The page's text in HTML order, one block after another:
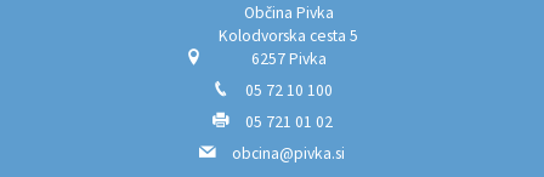
Občina Pivka
Kolodvorska cesta 5
6257 Pivka
05 72 10 100
05 721 01 02
obcina@pivka.si